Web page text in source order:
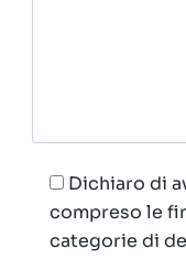
Dichiaro di
compreso le
categorie di